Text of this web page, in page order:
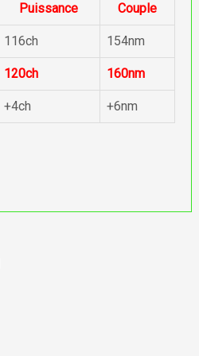
Puissance Couple
116ch 154nm
120ch 160nm
+4ch +6nm